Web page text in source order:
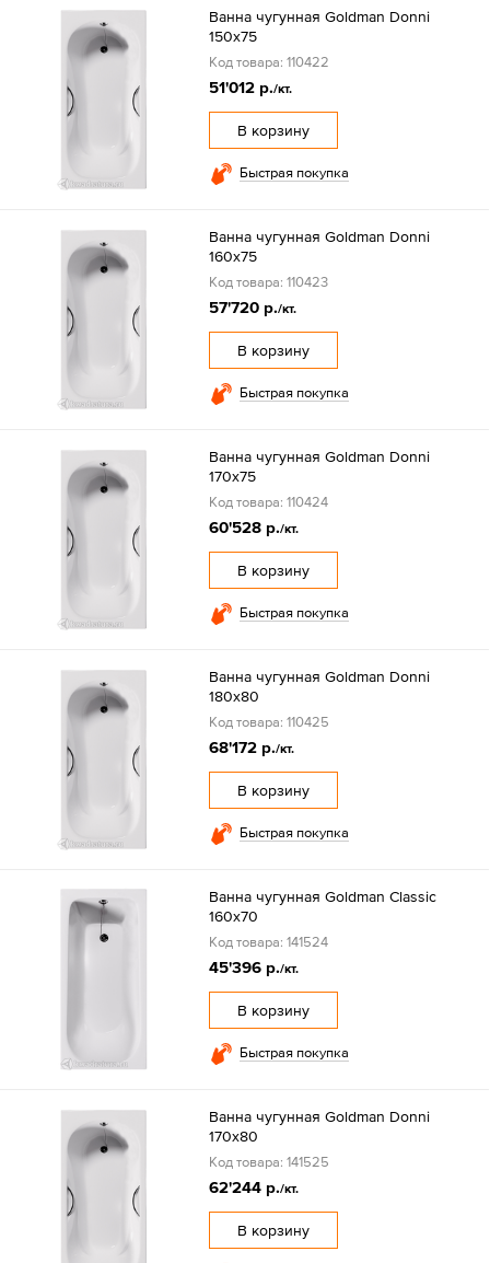
Ванна чугунная Goldman Donni
150х75
Код товара: 110422
51'012 р./кт.
В корзину
Быстрая покупка
Ванна чугунная Goldman Donni
160х75
Код товара: 110423
57'720 р./кт.
В корзину
Быстрая покупка
Ванна чугунная Goldman Donni
170х75
Код товара: 110424
60'528 р./кт.
В корзину
Быстрая покупка
Ванна чугунная Goldman Donni
180х80
Код товара: 110425
68'172 р./кт.
В корзину
Быстрая покупка
Ванна чугунная Goldman Classic
160х70
Код товара: 141524
45'396 р./кт.
В корзину
Быстрая покупка
Ванна чугунная Goldman Donni
170х80
Код товара: 141525
62'244 р./кт.
В корзину